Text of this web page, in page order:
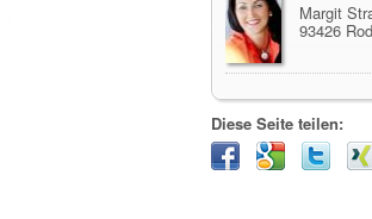
Margit
93426
Diese Seite teilen: